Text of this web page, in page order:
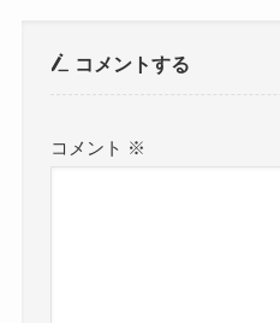
コメントする
コメント ※